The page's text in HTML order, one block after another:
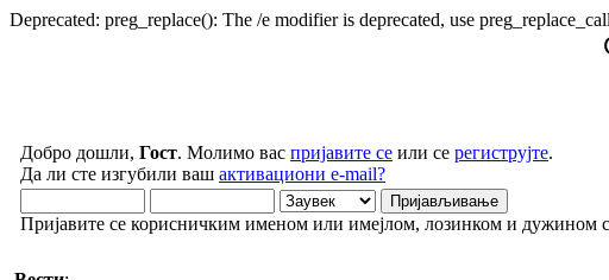
Deprecated: preg_replace(): The /e modifier is deprecated, use
Добро дошли, Гост. Молимо вас пријавите се или се региструјте.
Да ли сте изгубили ваш активациони e-mail?
Пријавите се корисничким именом или имејлом, лозинком и дужином